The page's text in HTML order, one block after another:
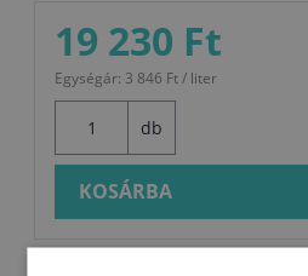
19 230 Ft
Egységár: 3 846 Ft / liter
db
KOSÁRBA